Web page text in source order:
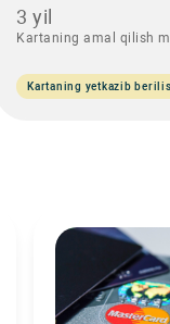
3 yil
Kartaning amal qilish
Kartaning yetkazib